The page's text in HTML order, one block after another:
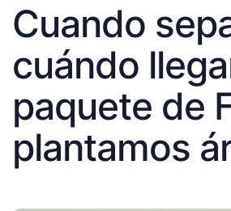
Cuando
cuándo
paquete de
plantamos